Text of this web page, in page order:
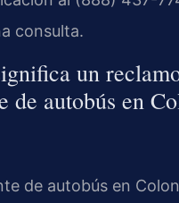
consulta.
un
de autobús en
de autobús en